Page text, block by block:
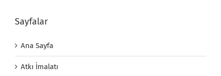
Sayfalar
Ana Sayfa
Atkı İmalatı